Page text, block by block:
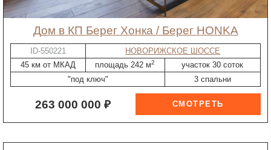
дом в КП Берег Хонка / Берег HONKA
ID-550221
НОВОРИЖСКОЕ ШОССЕ
45 км от МКАД
площадь 242 м2
участок 30 соток
"под ключ"
3 спальни
263 000 000 ₽